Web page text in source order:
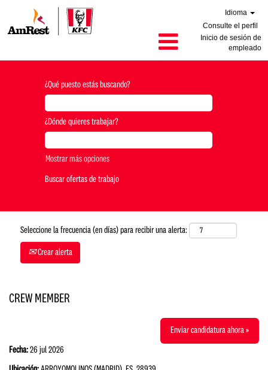
Idioma
Consulte el perfil
Inicio de sesión de
empleado
¿Qué puesto estás buscando?
¿Dónde quieres trabajar?
Mostrar más opciones
Seleccione la frecuencia (en días) para recibir una alerta:
Crear alerta
CREW MEMBER
Enviar candidatura ahora »
Fecha:26 jul 2026